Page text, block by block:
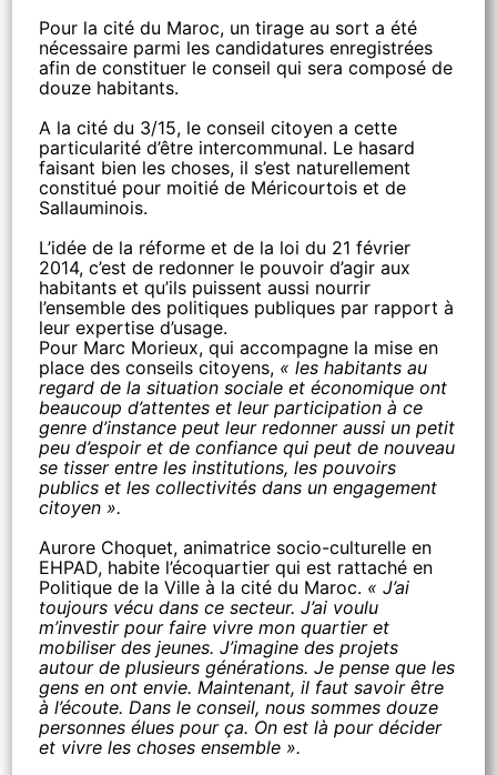
Pour la cité du Maroc, un tirage au sort a été
nécessaire parmi les candidatures enregistrées
afin de constituer le conseil qui sera composé de
douze habitants.
A la cité du 3/15, le conseil citoyen a cette
particularité d’être intercommunal. Le hasard
faisant bien les choses, il s’est naturellement
constitué pour moitié de Méricourtois et de
Sallauminois.
L’idée de la réforme et de la loi du 21 février
2014, c’est de redonner le pouvoir d’agir aux
habitants et qu’ils puissent aussi nourrir
l’ensemble des politiques publiques par rapport à
leur expertise d’usage.
Pour Marc Morieux, qui accompagne la mise en
place des conseils citoyens, « les habitants au
regard de la situation sociale et économique ont
beaucoup d’attentes et leur participation à ce
genre d’instance peut leur redonner aussi un petit
peu d’espoir et de confiance qui peut de nouveau
se tisser entre les institutions, les pouvoirs
publics et les collectivités dans un engagement
citoyen ».
Aurore Choquet, animatrice socio-culturelle en
EHPAD, habite l’écoquartier qui est rattaché en
Politique de la Ville à la cité du Maroc. « J’ai
toujours vécu dans ce secteur. J’ai voulu
m’investir pour faire vivre mon quartier et
mobiliser des jeunes. J’imagine des projets
autour de plusieurs générations. Je pense que les
gens en ont envie. Maintenant, il faut savoir être
à l’écoute. Dans le conseil, nous sommes douze
personnes élues pour ça. On est là pour décider
et vivre les choses ensemble ».